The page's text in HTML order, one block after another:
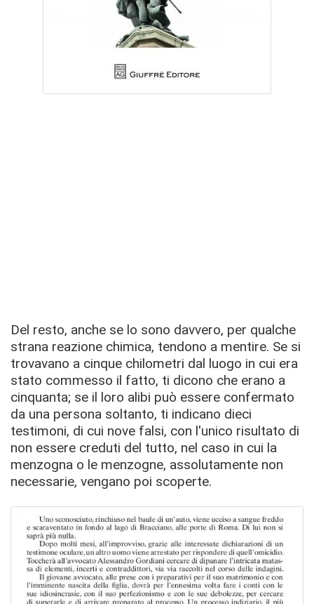
Del resto, anche se lo sono davvero, per qualche
strana reazione chimica, tendono a mentire. Se si
trovavano a cinque chilometri dal luogo in cui era
stato commesso il fatto, ti dicono che erano a
cinquanta; se il loro alibi può essere confermato
da una persona soltanto, ti indicano dieci
testimoni, di cui nove falsi, con l'unico risultato di
non essere creduti del tutto, nel caso in cui la
menzogna o le menzogne, assolutamente non
necessarie, vengano poi scoperte.